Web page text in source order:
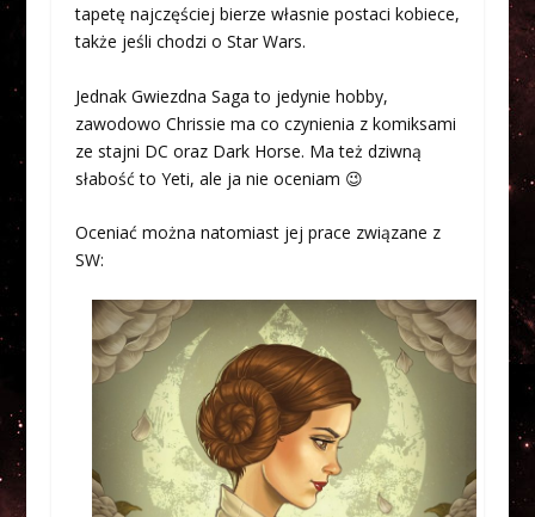
tapetę najczęściej bierze własnie postaci kobiece,
także jeśli chodzi o Star Wars.
Jednak Gwiezdna Saga to jedynie hobby,
zawodowo Chrissie ma co czynienia z komiksami
ze stajni DC oraz Dark Horse. Ma też dziwną
słabość to Yeti, ale ja nie oceniam 😉
Oceniać można natomiast jej prace związane z
SW: